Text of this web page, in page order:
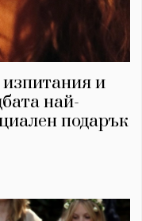
и
най-
подарък